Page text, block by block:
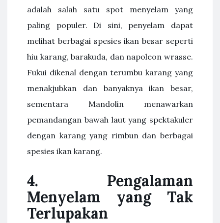
adalah salah satu spot menyelam yang
paling populer. Di sini, penyelam dapat
melihat berbagai spesies ikan besar seperti
hiu karang, barakuda, dan napoleon wrasse.
Fukui dikenal dengan terumbu karang yang
menakjubkan dan banyaknya ikan besar,
sementara Mandolin menawarkan
pemandangan bawah laut yang spektakuler
dengan karang yang rimbun dan berbagai
spesies ikan karang.
4. Pengalaman
Menyelam yang Tak
Terlupakan